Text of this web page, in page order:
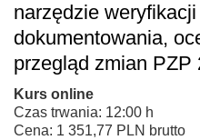
narzędzie
dokumentowania,
przegląd zmian PZP
Kurs online
Czas trwania: 12:00 h
Cena: 1 351,77 PLN brutto